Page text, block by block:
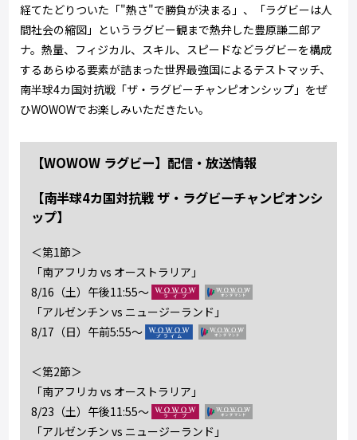
経てたどりついた「"熱さ"で勝負が決まる」、「ラグビーは人
間社会の縮図」というラグビー観まで熱弁した豊原謙二郎ア
ナ。熱量、フィジカル、スキル、スピードなどラグビーを構成
するあらゆる要素が詰まった世界最強国によるテストマッチ、
南半球4カ国対抗戦「ザ・ラグビーチャンピオンシップ」をぜ
ひWOWOWでお楽しみいただきたい。
【WOWOW ラグビー】配信・放送情報
【南半球4カ国対抗戦 ザ・ラグビーチャンピオンシ
ップ】
＜第1節＞
「南アフリカ vs オーストラリア」
8/16（土）午後11:55～
「アルゼンチン vs ニュージーランド」
8/17（日）午前5:55～
＜第2節＞
「南アフリカ vs オーストラリア」
8/23（土）午後11:55～
「アルゼンチン vs ニュージーランド」